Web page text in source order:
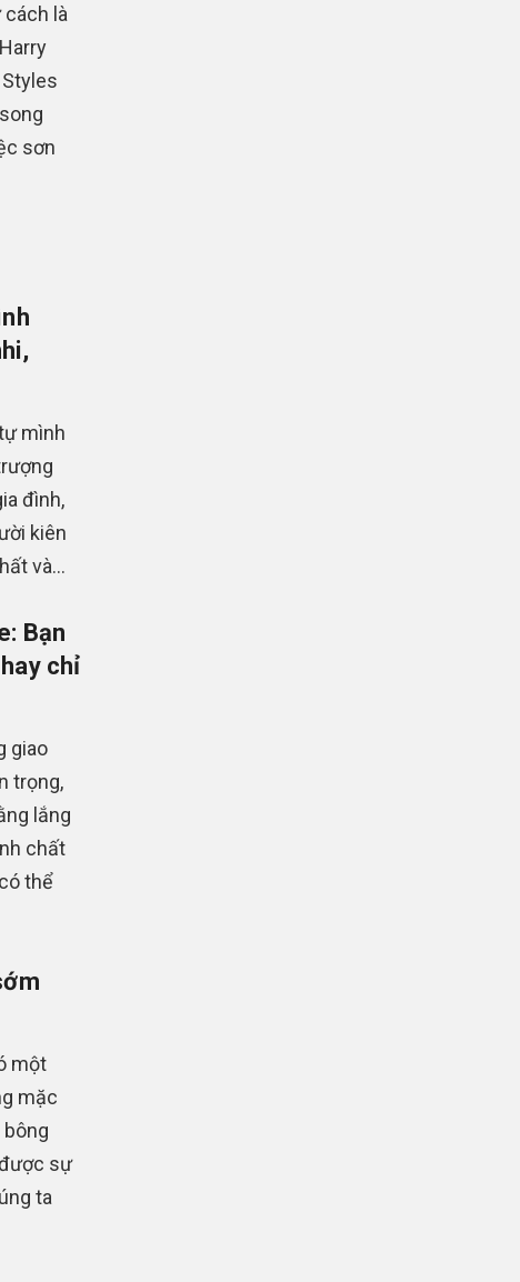
là
sơn
mình
đình,
kiên
và...
Bạn
chỉ
giao
trọng,
lắng
chất
thể
một
mặc
sự
ta